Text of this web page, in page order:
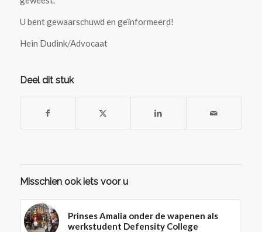
U bent gewaarschuwd en geïnformeerd!
Hein Dudink/Advocaat
Deel dit stuk
Misschien ook iets voor u
Prinses Amalia onder de wapenen als
werkstudent Defensity College